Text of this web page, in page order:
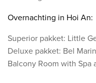
Overnachting in Hoi An:
Superior pakket: Little
Deluxe pakket: Bel
Balcony Room with Spa